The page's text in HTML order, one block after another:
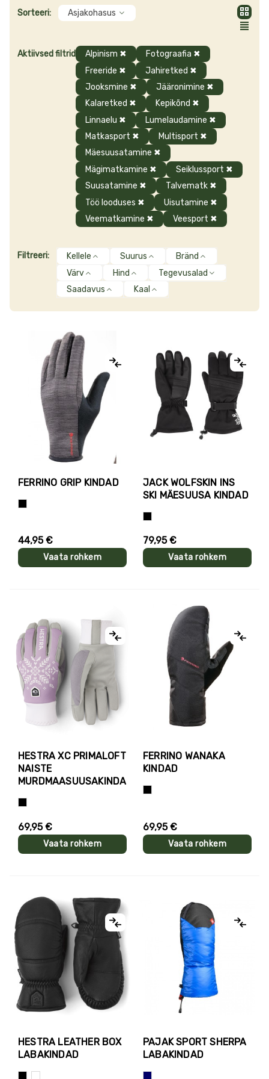
suusakindad, sulekindad,
rattakindad, matkakindad, ronimiskindad,
neopreenkindad veespordi harrastajatele ja palju muud. Esindatud
Pajak Sport, TrollKids ja Vaude. Tutvu kinnaste valikuga ja küsi
julgelt nõu!
Aktiivsed filtrid Alpinism ✖ Fotograafia ✖
Freeride ✖ Jahiretked ✖
Jooksmine ✖ Jääronimine ✖
Kalaretked ✖ Kepikõnd ✖
Linnaelu ✖ Lumelaudamine ✖
Matkasport ✖ Multisport ✖
Mäesuusatamine ✖
Mägimatkamine ✖ Seiklussport ✖
Suusatamine ✖ Talvematk ✖
Töö looduses ✖ Uisutamine ✖
Veematkamine ✖ Veesport ✖
Sorteeri: Asjakohasus
Filtreeri: Kellele Suurus
Bränd
Värv
Hind
Tegevusalad
Saadavus
Kaal
FERRINO GRIP KINDAD
44,95 €
Vaata rohkem
JACK WOLFSKIN INS
SKI MÄESUUSA KINDAD
79,95 €
Vaata rohkem
HESTRA XC PRIMALOFT
NAISTE
MURDMAASUUSAKINDAD
69,95 €
Vaata rohkem
FERRINO WANAKA
KINDAD
69,95 €
Vaata rohkem
HESTRA LEATHER BOX
LABAKINDAD
PAJAK SPORT SHERPA
LABAKINDAD